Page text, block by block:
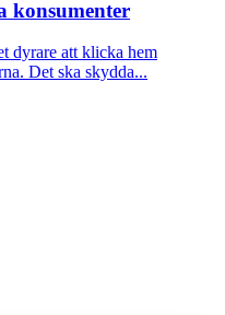
konsumenter
dyrare att klicka hem
Det ska skydda...